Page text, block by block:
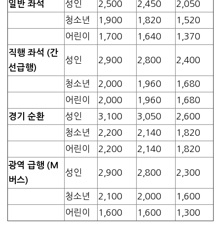
일반 좌석 성인 2,500 2,450
2,050
청소년
1,900 1,820
1,520
어린이
1,700 1,640
1,370
직행 좌석 (간
선급행)
성인 2,900 2,800 2,400
청소년 2,000 1,960
1,680
어린이
2,000 1,960
1,680
경기 순환
성인 3,100 3,050
2,600
청소년
2,200 2,140
1,820
어린이
2,200 2,140
1,820
광역 급행 (M
버스)
성인 2,900 2,800 2,300
청소년 2,100 2,000
1,600
어린이
1,600 1,600 1,300